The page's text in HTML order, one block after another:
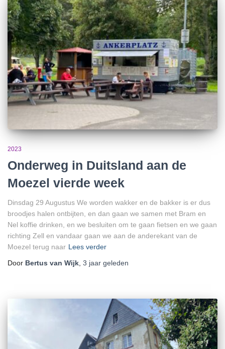
2023
Onderweg in Duitsland aan de
Moezel vierde week
Dinsdag 29 Augustus We worden wakker en de bakker is er dus
broodjes halen ontbijten, en dan gaan we samen met Bram en
Nel koffie drinken, en we besluiten om te gaan fietsen en we gaan
richting Zell en vandaar gaan we aan de anderekant van de
Moezel terug naar Lees verder
Door Bertus van Wijk 3 jaar geleden